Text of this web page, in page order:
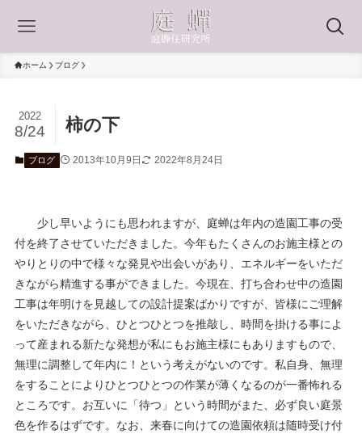
ホーム ブログ
柿の下
2022
8/24
ブログ 2013年10月9日 2022年8月24日
少し早いようにも思われますが、庭蝉は年内の造園工事の受
付を終了させていただきました。今年もたくさんのお施主様との
やりとりの中で様々な発見や出会いがあり、エネルギーをいただ
きながら精進する事ができました。今現在、打ち合わせ中の造園
工事は年明けを見越しての設計提案ばかりですが、皆様にご理解
をいただきながら、ひとつひとつを推敲し、時間を掛ける事によ
って産まれる新たな発想が私にもお施主様にもありますもので、
無理に調整して年内に！という考えがないのです。私自身、無理
をすることによりひとつひとつの作業が薄くなるのが一番怖れる
ところです。お互いに「待つ」という時間がまた、必ず良い庭景
色を作るはずです。なお、来春に向けての造園依頼は随時受け付